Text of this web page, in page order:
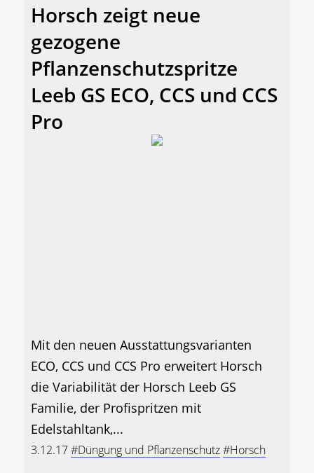
Horsch zeigt neue
gezogene
Pflanzenschutzspritze
Leeb GS ECO, CCS und CCS
Pro
Mit den neuen Ausstattungsvarianten
ECO, CCS und CCS Pro erweitert Horsch
die Variabilität der Horsch Leeb GS
Familie, der Profispritzen mit
Edelstahltank,...
3.12.17#Düngung und Pflanzenschutz#Horsch